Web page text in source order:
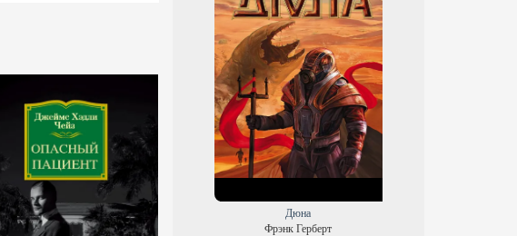
Дюна
Фрэнк Герберт